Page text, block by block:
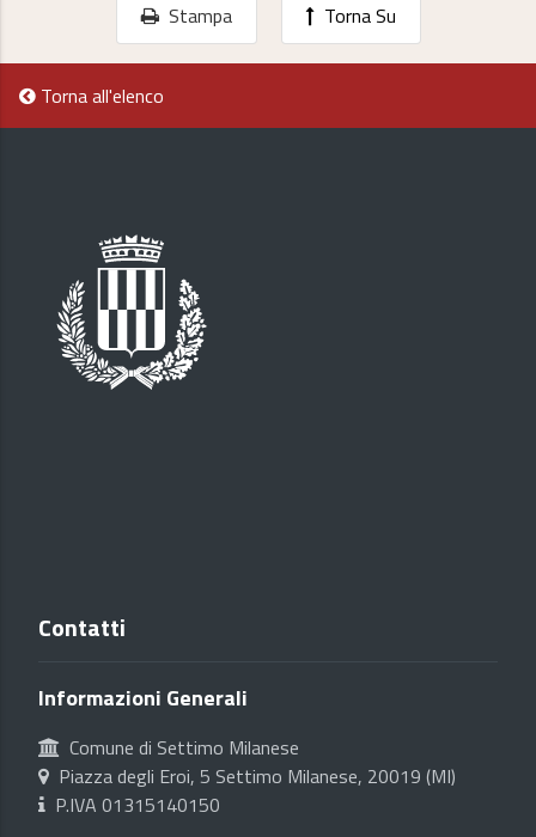
Stampa Torna Su
Torna all'elenco
Contatti
Informazioni Generali
Comune di Settimo Milanese
Piazza degli Eroi, 5 Settimo Milanese, 20019 (MI)
P.IVA 01315140150